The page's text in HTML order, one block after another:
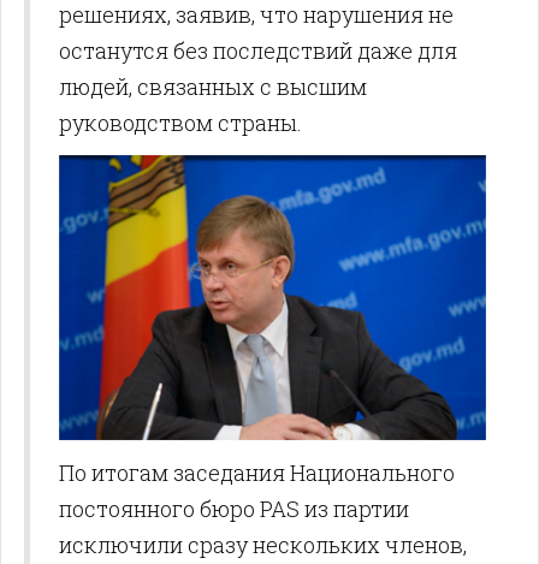
решениях, заявив, что нарушения не
останутся без последствий даже для
людей, связанных с высшим
руководством страны.
По итогам заседания Национального
постоянного бюро PAS из партии
исключили сразу нескольких членов,